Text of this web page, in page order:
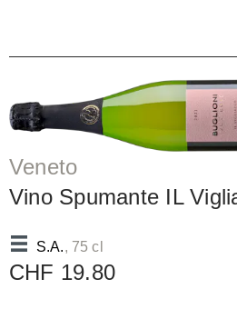
Veneto
Vino Spumante IL
S.A., 75 cl
CHF 19.80